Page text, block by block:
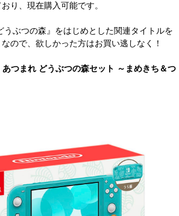
り、現在購入可能です。
ぶつの森』をはじめとした関連タイトルを
ので、欲しかった方はお買い逃しなく！
つまれ どうぶつの森セット ～まめきち＆つ